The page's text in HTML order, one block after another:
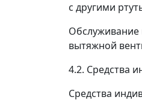
с другими
Обслуживание
вытяжной
4.2. Средства
Средства